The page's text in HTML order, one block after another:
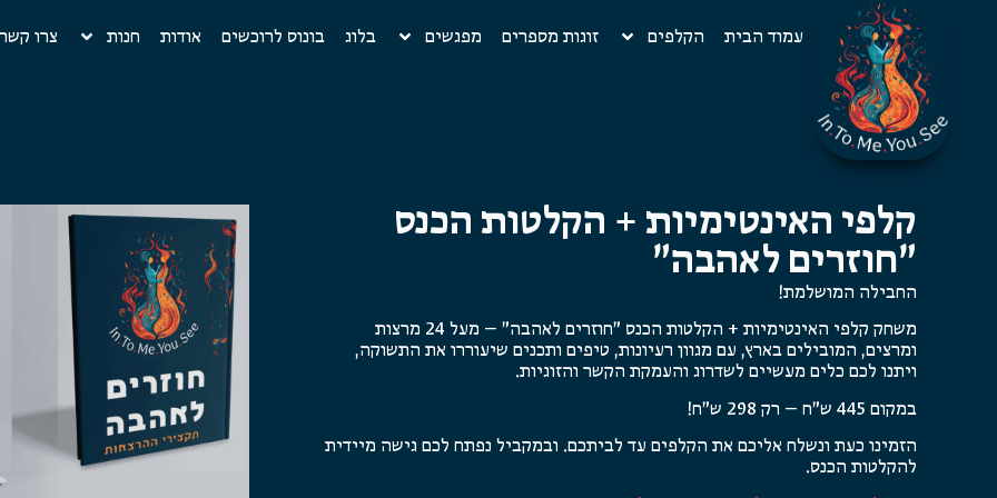
עמוד הבית הקלפים זוגות מספרים מפגשים בלוג בונוס לרוכשים אודות חנות צרו
קלפי האינטימיות + הקלטות הכנס
"חוזרים לאהבה"
החבילה המושלמת!
משחק קלפי האינטימיות + הקלטות הכנס "חוזרים לאהבה" – מעל 24 מרצות
ומרצים, המובילים בארץ, עם מגוון רעיונות, טיפים ותכנים שיעוררו את התשוקה,
ויתנו לכם כלים מעשיים לשדרוג והעמקת הקשר והזוגיות.
במקום 445 ש"ח – רק 298 ש"ח!
הזמינו כעת ונשלח אליכם את הקלפים עד לביתכם. ובמקביל נפתח לכם גישה מיידית
להקלטות הכנס.